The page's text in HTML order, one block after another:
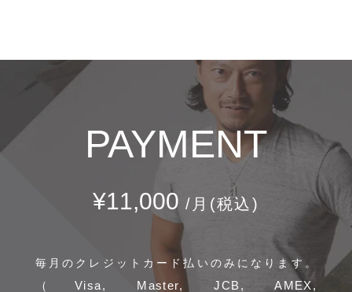
PAYMENT
¥11,000 /月(税込)
毎月のクレジットカード払いのみになります。
（Visa, Master, JCB, AMEX,